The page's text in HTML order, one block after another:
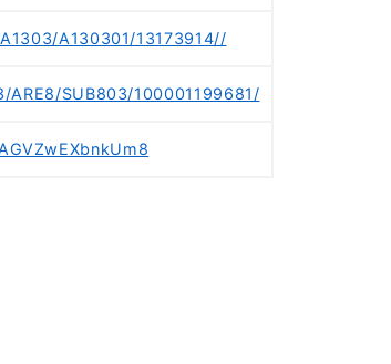
A130301/13173914//
SUB803/100001199681/